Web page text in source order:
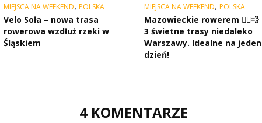
MIEJSCA NA WEEKEND, POLSKA
Velo Soła – nowa trasa
rowerowa wzdłuż rzeki w
Śląskiem
MIEJSCA NA WEEKEND, POLSKA
Mazowieckie rowerem 🚴‍♂️💨
3 świetne trasy niedaleko
Warszawy. Idealne na jeden
dzień!
4 KOMENTARZE